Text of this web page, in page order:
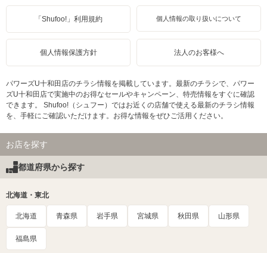
「Shufoo!」利用規約 個人情報の取り扱いについて
個人情報保護方針 法人のお客様へ
パワーズU十和田店のチラシ情報を掲載しています。最新のチラシで、パワー
ズU十和田店で実施中のお得なセールやキャンペーン、特売情報をすぐに確認
できます。 Shufoo!（シュフー）ではお近くの店舗で使える最新のチラシ情報
を、手軽にご確認いただけます。お得な情報をぜひご活用ください。
お店を探す
都道府県から探す
北海道・東北
北海道 青森県 岩手県 宮城県 秋田県 山形県
福島県